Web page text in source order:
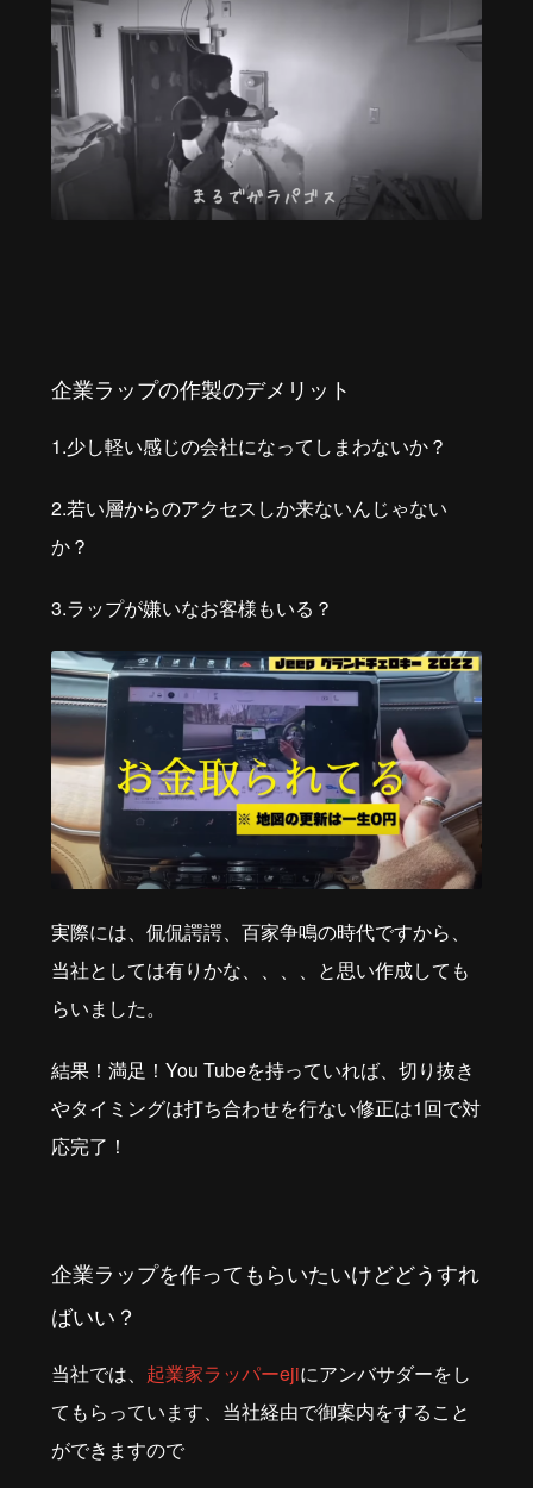
企業ラップの作製のデメリット
1.少し軽い感じの会社になってしまわないか？
2.若い層からのアクセスしか来ないんじゃない
か？
3.ラップが嫌いなお客様もいる？
実際には、侃侃諤諤、百家争鳴の時代ですから、
当社としては有りかな、、、、と思い作成しても
らいました。
結果！満足！You Tubeを持っていれば、切り抜き
やタイミングは打ち合わせを行ない修正は1回で対
応完了！
企業ラップを作ってもらいたいけどどうすれ
ばいい？
当社では、 起業家ラッパーejiにアンバサダーをし
てもらっています、当社経由で御案内をすること
ができますので